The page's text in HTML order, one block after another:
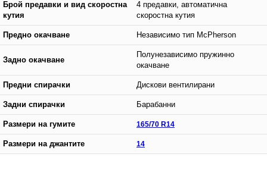
Брой предавки и вид скоростна
кутия
4 предавки, автоматична
скоростна кутия
Предно окачване Независимо тип McPherson
Задно окачване
Полунезависимо пружинно
окачване
Предни спирачки Дискови вентилирани
Задни спирачки Барабанни
Размери на гумите 165/70 R14
Размери на джантите 14